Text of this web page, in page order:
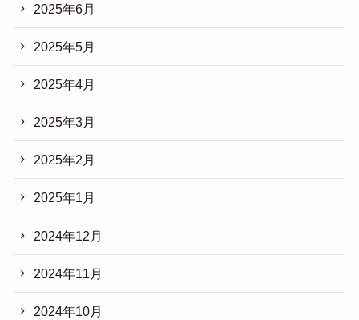
2025年6月
2025年5月
2025年4月
2025年3月
2025年2月
2025年1月
2024年12月
2024年11月
2024年10月